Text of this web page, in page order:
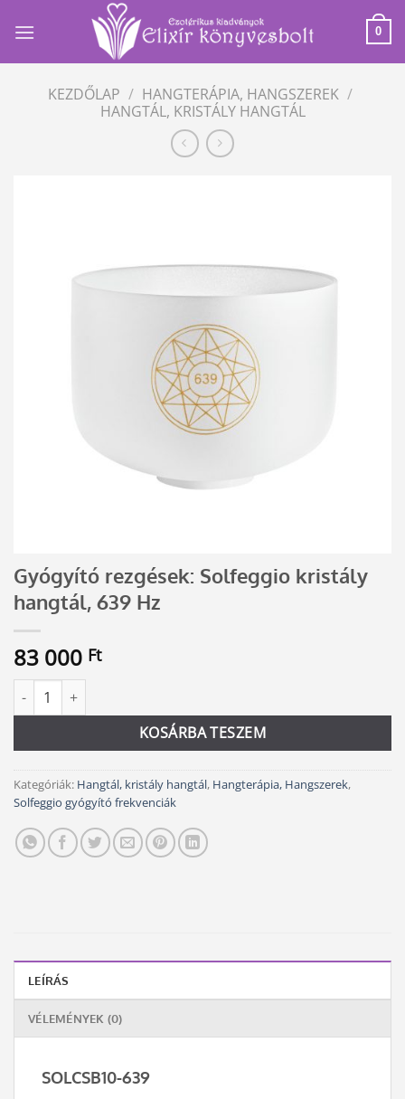
0
KEZDŐLAP / HANGTERÁPIA, HANGSZEREK /
HANGTÁL, KRISTÁLY HANGTÁL
Gyógyító rezgések: Solfeggio kristály
hangtál, 639 Hz
83 000 Ft
Gyógyító rezgések: Solfeggio kristály hangtál, 639 Hz mennyiség
KOSÁRBA TESZEM
Alternative:
Kategóriák: Hangtál, kristály hangtál, Hangterápia, Hangszerek,
Solfeggio gyógyító frekvenciák
LEÍRÁS
VÉLEMÉNYEK (0)
SOLCSB10-639